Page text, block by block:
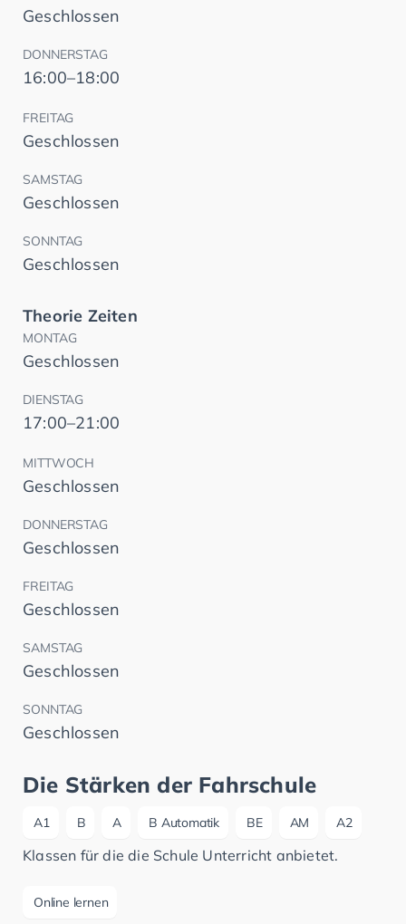
Geschlossen
DONNERSTAG
16:00–18:00
FREITAG
Geschlossen
SAMSTAG
Geschlossen
SONNTAG
Geschlossen
Theorie Zeiten
MONTAG
Geschlossen
DIENSTAG
17:00–21:00
MITTWOCH
Geschlossen
DONNERSTAG
Geschlossen
FREITAG
Geschlossen
SAMSTAG
Geschlossen
SONNTAG
Geschlossen
Die Stärken der Fahrschule
A1 B A B Automatik BE AM A2
Klassen für die die Schule Unterricht anbietet.
Online lernen